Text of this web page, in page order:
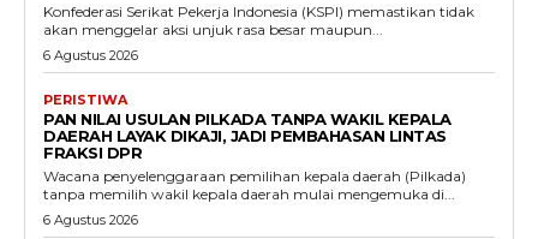
Konfederasi Serikat Pekerja Indonesia (KSPI) memastikan tidak
akan menggelar aksi unjuk rasa besar maupun...
6 Agustus 2026
PERISTIWA
PAN NILAI USULAN PILKADA TANPA WAKIL KEPALA
DAERAH LAYAK DIKAJI, JADI PEMBAHASAN LINTAS
FRAKSI DPR
Wacana penyelenggaraan pemilihan kepala daerah (Pilkada)
tanpa memilih wakil kepala daerah mulai mengemuka di...
6 Agustus 2026